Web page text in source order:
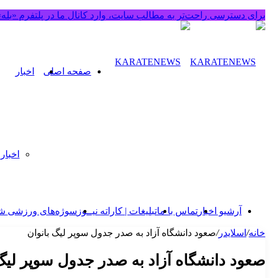
برای دسترسی راحت‌تر به مطالب سایت، وارد کانال ما در پلتفرم
صفحه اصلی اخبار
آرشیو اخبار تماس‌ با‌ ماتبلیغات | کاراته نیــوز سوژه‌های ورزشی
خانه/ اسلایدر/صعود دانشگاه آزاد به صدر جدول سوپر لیگ بانوان
صعود دانشگاه آزاد به صدر جدول سوپر